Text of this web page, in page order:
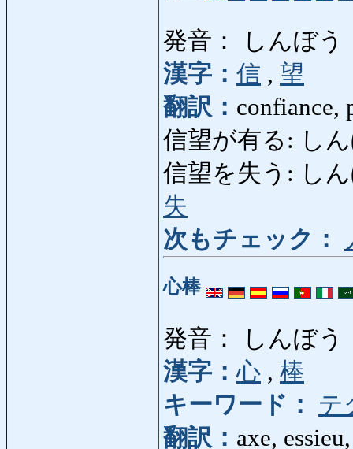
発音： しんぼう
漢字： 信 , 望
翻訳： confiance,
信望が有る: し
信望を失う: し
失
次もチェック：
心棒
発音： しんぼう
漢字：心 , 棒
キーワード：
テ
翻訳： axe,